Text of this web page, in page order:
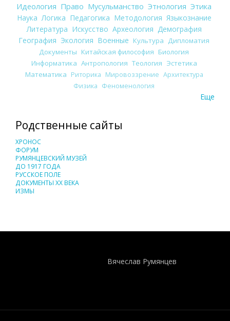
Идеология Право Мусульманство Этнология Этика
Наука Логика Педагогика Методология Языкознание
Литература Искусство Археология Демография
География Экология Военные Культура
Дипломатия
Документы Китайская философия Биология
Информатика Антропология Теология Эстетика
Математика Риторика Мировоззрение Архитектура
Физика Феноменология
Еще
Родственные сайты
ХРОНОС
ФОРУМ
РУМЯНЦЕВСКИЙ МУЗЕЙ
ДО 1917 ГОДА
РУССКОЕ ПОЛЕ
ДОКУМЕНТЫ XX ВЕКА
ИЗМЫ
Вячеслав Румянцев